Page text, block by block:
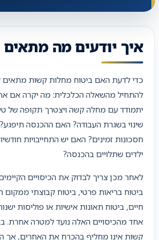
איך יודעים מה
כדי לדעת האם ביטוח מחלות קשות מתאים
להתחיל מהשאלה הכלכלית: מה יקרה אם
יתמודד עם מחלה קשה ויצטרך תקופה של
שינוי בשגרת העבודה? האם ההכנסה
חסכונות זמינים? האם יש התחייבויות
ילדים שתלויים בהכנסה?
לאחר מכן צריך לבדוק את הכיסויים
ביטוח בריאות פרטי, ביטוח קבוצתי ממקום
חיים, ביטוח תאונות אישיות או פוליסות
אחד מהכיסויים האלה נועד למטרה אחרת.
קשות אינו מחליף בהכרח את האחרים, אך